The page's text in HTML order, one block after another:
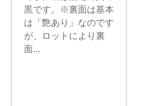
黒です。※裏面は基本
は「艶あり」なのです
が、ロットにより裏
面...